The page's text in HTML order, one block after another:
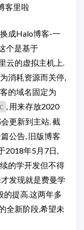
客里啦
成Halo博客-一
个是基于
云的虚拟主机上.
消耗资源而关停,
的域名固定为
, 用来存放2020
更新到主站. 截
公告, 旧版博客
2018年5月7日,
的学开发但不得
发现就是费曼学
的提高.这两年多
全新阶段,希望未